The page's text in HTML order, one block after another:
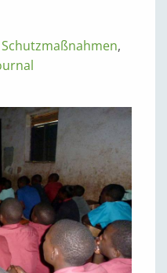
Schutzmaßnahmen,